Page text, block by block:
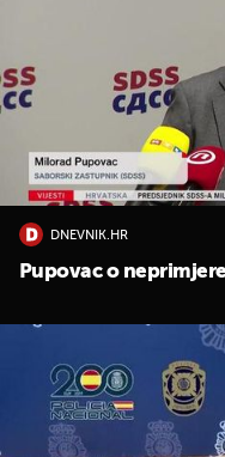
DNEVNIK.HR
Pupovac o